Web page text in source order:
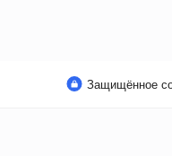
Защищённое